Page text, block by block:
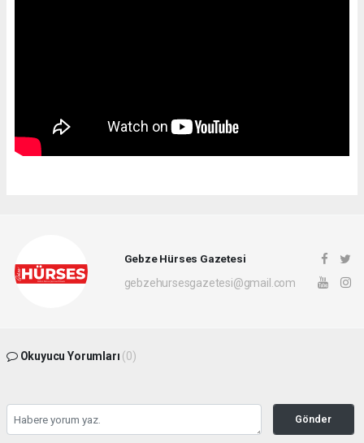
Gebze Hürses Gazetesi
gebzehursesgazetesi@gmail.com
Okuyucu Yorumları (0)
Gönder